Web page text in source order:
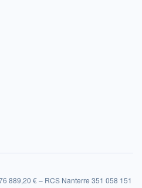
889,20 € – RCS Nanterre 351 058 151